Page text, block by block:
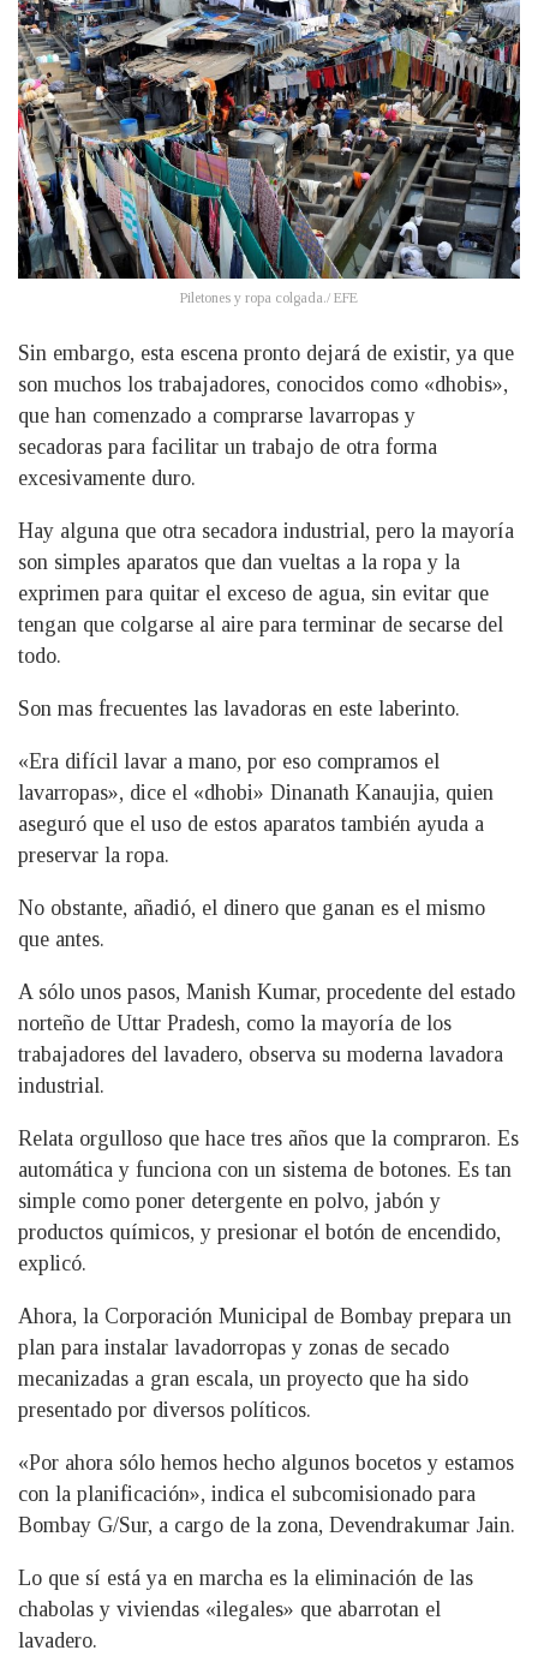
Piletones y ropa colgada./ EFE
Sin embargo, esta escena pronto dejará de existir, ya que
son muchos los trabajadores, conocidos como «dhobis»,
que han comenzado a comprarse lavarropas y
secadoras para facilitar un trabajo de otra forma
excesivamente duro.
Hay alguna que otra secadora industrial, pero la mayoría
son simples aparatos que dan vueltas a la ropa y la
exprimen para quitar el exceso de agua, sin evitar que
tengan que colgarse al aire para terminar de secarse del
todo.
Son mas frecuentes las lavadoras en este laberinto.
«Era difícil lavar a mano, por eso compramos el
lavarropas», dice el «dhobi» Dinanath Kanaujia, quien
aseguró que el uso de estos aparatos también ayuda a
preservar la ropa.
No obstante, añadió, el dinero que ganan es el mismo
que antes.
A sólo unos pasos, Manish Kumar, procedente del estado
norteño de Uttar Pradesh, como la mayoría de los
trabajadores del lavadero, observa su moderna lavadora
industrial.
Relata orgulloso que hace tres años que la compraron. Es
automática y funciona con un sistema de botones. Es tan
simple como poner detergente en polvo, jabón y
productos químicos, y presionar el botón de encendido,
explicó.
Ahora, la Corporación Municipal de Bombay prepara un
plan para instalar lavadorropas y zonas de secado
mecanizadas a gran escala, un proyecto que ha sido
presentado por diversos políticos.
«Por ahora sólo hemos hecho algunos bocetos y estamos
con la planificación», indica el subcomisionado para
Bombay G/Sur, a cargo de la zona, Devendrakumar Jain.
Lo que sí está ya en marcha es la eliminación de las
chabolas y viviendas «ilegales» que abarrotan el
lavadero.